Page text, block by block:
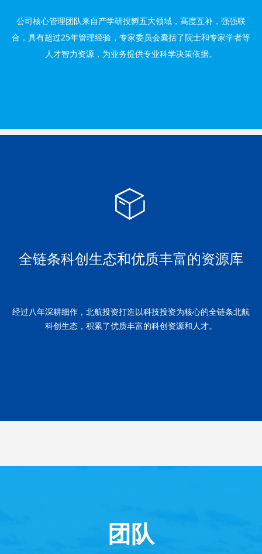
公司核心管理团队来自产学研投孵五大领域，高度互补，强强联
合，具有超过25年管理经验，专家委员会囊括了院士和专家学者等
人才智力资源，为业务提供专业科学决策依据。
全链条科创生态和优质丰富的资源库
经过八年深耕细作，北航投资打造以科技投资为核心的全链条北航
科创生态，积累了优质丰富的科创资源和人才。
ꁦ
团队